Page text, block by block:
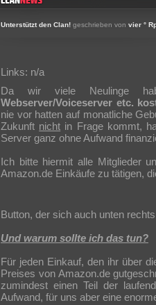
Unterstützt den Clan! geschrieben von vier °
Links: n/a
Da wir viele Neulinge
Webserver/Voiceserver etc.
nie vor hatten auf monatliche
Zukunft nicht in Frage kommt,
Server ganz ohne Aufwand
Ich bitte hiermit alle Mitglieder
Amazon.de Einkäufe zu tätigen,
Button, der sich auch unten
Und warum sollte ich das tun?
Für jeden Einkauf, den ihr über
Preises von Amazon.de
zumindest einen Teil der
Aufwand, für uns aber eine